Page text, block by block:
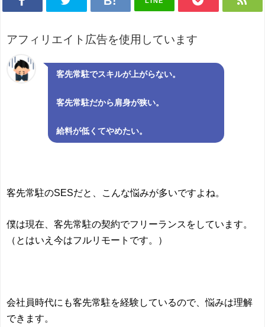
アフィリエイト広告を使用しています
客先常駐でスキルが上がらない。
客先常駐だから肩身が狭い。
給料が低くてやめたい。
客先常駐のSESだと、こんな悩みが多いですよね。
僕は現在、客先常駐の契約でフリーランスをしています。
（とはいえ今はフルリモートです。）
会社員時代にも客先常駐を経験しているので、悩みは理解
できます。